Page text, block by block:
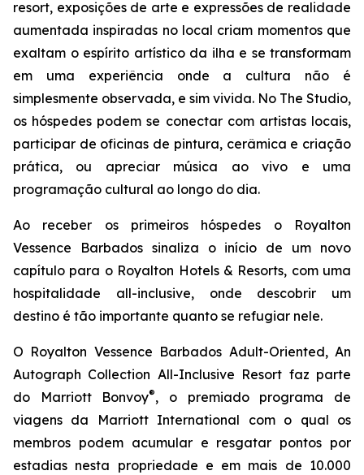
resort, exposições de arte e expressões de realidade
aumentada inspiradas no local criam momentos que
exaltam o espírito artístico da ilha e se transformam
em uma experiência onde a cultura não é
simplesmente observada, e sim vivida. No The Studio,
os hóspedes podem se conectar com artistas locais,
participar de oficinas de pintura, cerâmica e criação
prática, ou apreciar música ao vivo e uma
programação cultural ao longo do dia.
Ao receber os primeiros hóspedes o Royalton
Vessence Barbados sinaliza o início de um novo
capítulo para o Royalton Hotels & Resorts, com uma
hospitalidade all-inclusive, onde descobrir um
destino é tão importante quanto se refugiar nele.
O Royalton Vessence Barbados Adult-Oriented, An
Autograph Collection All-Inclusive Resort faz parte
do Marriott Bonvoy®, o premiado programa de
viagens da Marriott International com o qual os
membros podem acumular e resgatar pontos por
estadias nesta propriedade e em mais de 10.000